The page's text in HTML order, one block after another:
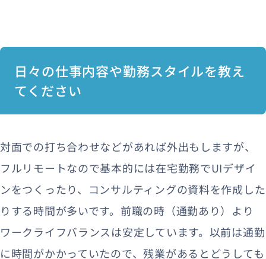
日々の仕事内容や勤務スタイルを教え
てください
対面での打ち合わせなどがあれば外出もしますが、
フルリモートなので基本的には在宅勤務でUIデザイ
ンをつくったり、コンサルティングの資料を作成した
りする時間が多いです。前職の時（通勤あり）より
ワークライフバランスは安定しています。以前は通勤
に時間がかかっていたので、残業があるとどうしても